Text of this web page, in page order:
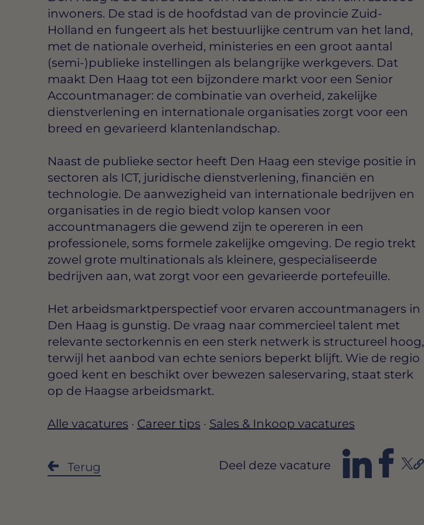
inwoners. De stad is de hoofdstad van de provincie Zuid-
Holland en fungeert als het bestuurlijke centrum van het land,
met de nationale overheid, ministeries en een groot aantal
(semi-)publieke instellingen als belangrijke werkgevers. Dat
maakt Den Haag tot een bijzondere markt voor een Senior
Accountmanager: de combinatie van overheid, zakelijke
dienstverlening en internationale organisaties zorgt voor een
breed en gevarieerd klantenlandschap.
Naast de publieke sector heeft Den Haag een stevige positie in
sectoren als ICT, juridische dienstverlening, financiën en
technologie. De aanwezigheid van internationale bedrijven en
organisaties in de regio biedt volop kansen voor
accountmanagers die gewend zijn te opereren in een
professionele, soms formele zakelijke omgeving. De regio trekt
zowel grote multinationals als kleinere, gespecialiseerde
bedrijven aan, wat zorgt voor een gevarieerde portefeuille.
Het arbeidsmarktperspectief voor ervaren accountmanagers in
Den Haag is gunstig. De vraag naar commercieel talent met
relevante sectorkennis en een sterk netwerk is structureel hoog,
terwijl het aanbod van echte seniors beperkt blijft. Wie de regio
goed kent en beschikt over bewezen saleservaring, staat sterk
op de Haagse arbeidsmarkt.
Alle vacatures · Career tips · Sales & Inkoop vacatures
Terug Deel deze vacature